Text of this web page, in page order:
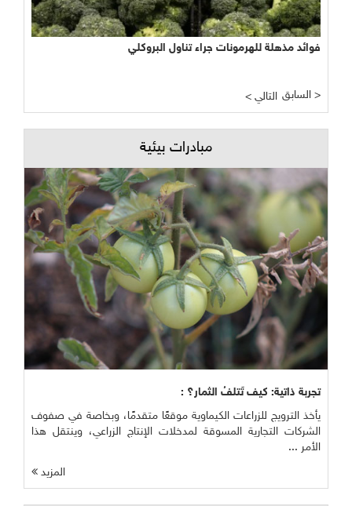
فوائد مذهلة للهرمونات جراء تناول البروكلي
نجاح مبشر وواعد لتجربة الأراضي الرطبة المصطنعة في معالجة
< التالي السابق >
مبادرات بيئية
تجربة ذاتية: كيف تَتلفُ الثمار؟ :
يأخذ الترويج للزراعات الكيماوية موقعًا متقدمًا، وبخاصة في صفوف
الشركات التجارية المسوقة لمدخلات الإنتاج الزراعي، وينتقل هذا
الأمر ...
المزيد